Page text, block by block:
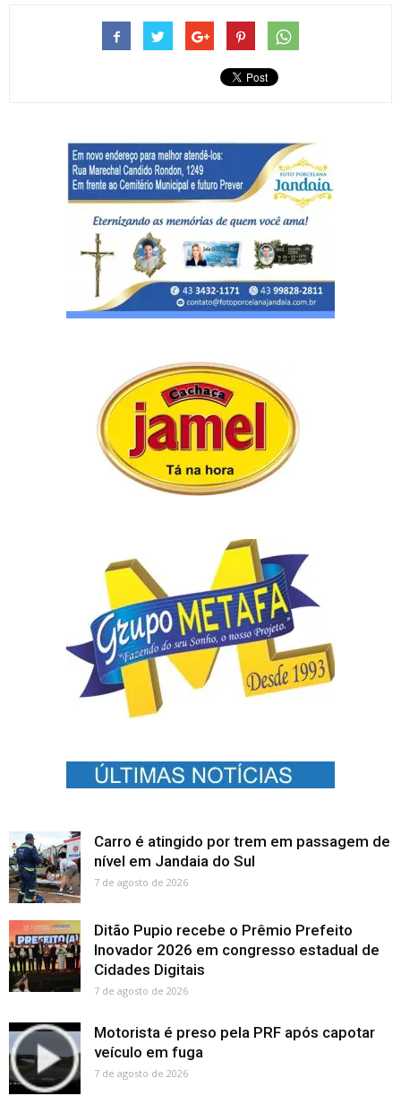
Carro é atingido por trem em passagem de
nível em Jandaia do Sul
7 de agosto de 2026
Ditão Pupio recebe o Prêmio Prefeito
Inovador 2026 em congresso estadual de
Cidades Digitais
7 de agosto de 2026
Motorista é preso pela PRF após capotar
veículo em fuga
7 de agosto de 2026